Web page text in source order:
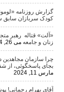
گزارش روزنامه
کودک سربازان سابق
«آلت» قتاله رهبر
زنان و جامعه می 26, 2024
چرا سازمان مجاهدین
بجای پاسخگوئی، از
مارس 11, 2024
آقای بهرام رحمانی!